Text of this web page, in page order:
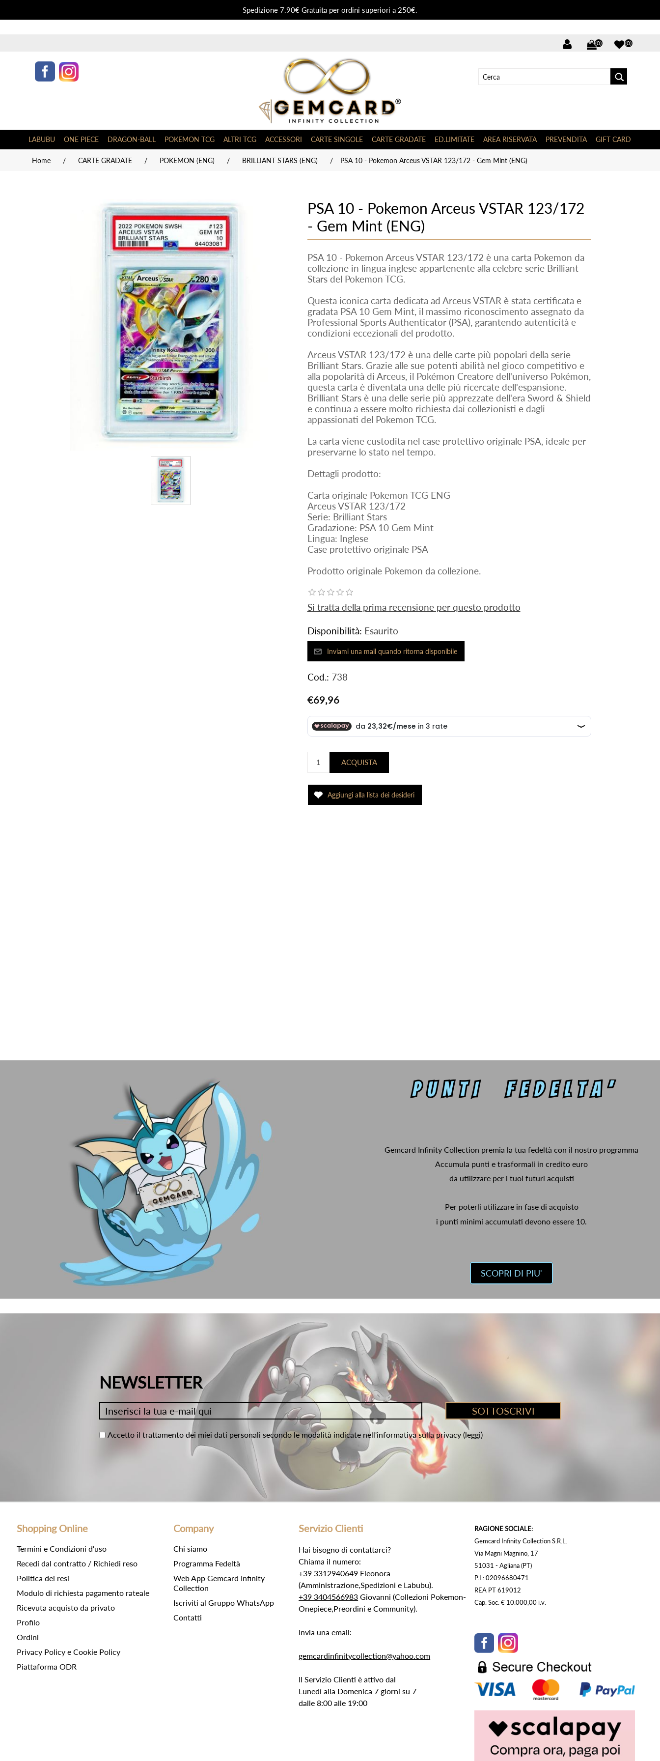
Spedizione 7.90€ Gratuita per ordini superiori a 250€.
(0) (0)
LABUBU ONE PIECE DRAGON-BALL POKEMON TCG ALTRI TCG ACCESSORI CARTE SINGOLE CARTE GRADATE ED.LIMITATE AREA RISERVATA PREVENDITA GIFT CARD
Home / CARTE GRADATE / POKEMON (ENG) / BRILLIANT STARS (ENG) / PSA 10 - Pokemon Arceus VSTAR 123/172 - Gem Mint (ENG)
PSA 10 - Pokemon Arceus VSTAR 123/172
- Gem Mint (ENG)
PSA 10 - Pokemon Arceus VSTAR 123/172 è una carta Pokemon da
collezione in lingua inglese appartenente alla celebre serie Brilliant
Stars del Pokemon TCG.
Questa iconica carta dedicata ad Arceus VSTAR è stata certificata e
gradata PSA 10 Gem Mint, il massimo riconoscimento assegnato da
Professional Sports Authenticator (PSA), garantendo autenticità e
condizioni eccezionali del prodotto.
Arceus VSTAR 123/172 è una delle carte più popolari della serie
Brilliant Stars. Grazie alle sue potenti abilità nel gioco competitivo e
alla popolarità di Arceus, il Pokémon Creatore dell'universo Pokémon,
questa carta è diventata una delle più ricercate dell'espansione.
Brilliant Stars è una delle serie più apprezzate dell'era Sword & Shield
e continua a essere molto richiesta dai collezionisti e dagli
appassionati del Pokemon TCG.
La carta viene custodita nel case protettivo originale PSA, ideale per
preservarne lo stato nel tempo.
Dettagli prodotto:
Carta originale Pokemon TCG ENG
Arceus VSTAR 123/172
Serie: Brilliant Stars
Gradazione: PSA 10 Gem Mint
Lingua: Inglese
Case protettivo originale PSA
Prodotto originale Pokemon da collezione.
Si tratta della prima recensione per questo prodotto
Disponibilità: Esaurito
Cod.: 738
€69,96
Gemcard Infinity Collection premia la tua fedeltà con il nostro programma
Accumula punti e trasformali in credito euro
da utilizzare per i tuoi futuri acquisti
Per poterli utilizzare in fase di acquisto
i punti minimi accumulati devono essere 10.
SCOPRI DI PIU'
NEWSLETTER
Accetto il trattamento dei miei dati personali secondo le modalità indicate nell'informativa sulla privacy (leggi)
Shopping Online
Termini e Condizioni d'uso
Recedi dal contratto / Richiedi reso
Politica dei resi
Modulo di richiesta pagamento rateale
Ricevuta acquisto da privato
Profilo
Ordini
Privacy Policy e Cookie Policy
Piattaforma ODR
Company
Chi siamo
Programma Fedeltà
Web App Gemcard Infinity
Collection
Iscriviti al Gruppo WhatsApp
Contatti
Servizio Clienti
Hai bisogno di contattarci?
Chiama il numero:
+39 3312940649 Eleonora
(Amministrazione,Spedizioni e Labubu).
+39 3404566983 Giovanni (Collezioni Pokemon-
Onepiece,Preordini e Community).
Invia una email:
gemcardinfinitycollection@yahoo.com
Il Servizio Clienti è attivo dal
Lunedí alla Domenica 7 giorni su 7
dalle 8:00 alle 19:00
RAGIONE SOCIALE:
Gemcard Infinity Collection S.R.L.
Via Magni Magnino, 17
51031 - Agliana (PT)
P.I.: 02096680471
REA PT 619012
Cap. Soc. € 10.000,00 i.v.